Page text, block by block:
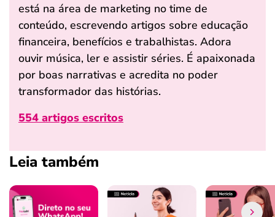
está na área de marketing no time de
conteúdo, escrevendo artigos sobre educação
financeira, benefícios e trabalhistas. Adora
ouvir música, ler e assistir séries. É apaixonada
por boas narrativas e acredita no poder
transformador das histórias.
554 artigos escritos
Leia também